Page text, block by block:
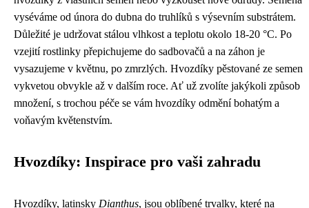
vyséváme od února do dubna do truhlíků s výsevním substrátem.
Důležité je udržovat stálou vlhkost a teplotu okolo 18-20 °C. Po
vzejití rostlinky přepichujeme do sadbovačů a na záhon je
vysazujeme v květnu, po zmrzlých. Hvozdíky pěstované ze semen
vykvetou obvykle až v dalším roce. Ať už zvolíte jakýkoli způsob
množení, s trochou péče se vám hvozdíky odmění bohatým a
voňavým květenstvím.
Hvozdíky: Inspirace pro vaši zahradu
Hvozdíky, latinsky Dianthus, jsou oblíbené trvalky, které na